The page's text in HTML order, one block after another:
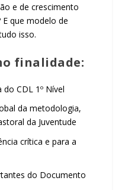
e de crescimento
que modelo de
isso.
finalidade:
CDL 1º Nível
da metodologia,
da Juventude
crítica e para a
do Documento